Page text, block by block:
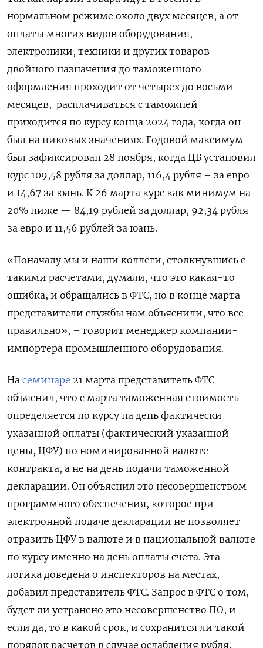
нормальном режиме около двух месяцев, а от
оплаты многих видов оборудования,
электроники, техники и других товаров
двойного назначения до таможенного
оформления проходит от четырех до восьми
месяцев, расплачиваться с таможней
приходится по курсу конца 2024 года, когда он
был на пиковых значениях. Годовой максимум
был зафиксирован 28 ноября, когда ЦБ установил
курс 109,58 рубля за доллар, 116,4 рубля – за евро
и 14,67 за юань. К 26 марта курс как минимум на
20% ниже — 84,19 рублей за доллар, 92,34 рубля
за евро и 11,56 рублей за юань.
«Поначалу мы и наши коллеги, столкнувшись с
такими расчетами, думали, что это какая-то
ошибка, и обращались в ФТС, но в конце марта
представители службы нам объяснили, что все
правильно», – говорит менеджер компании-
импортера промышленного оборудования.
На семинаре 21 марта представитель ФТС
объяснил, что с марта таможенная стоимость
определяется по курсу на день фактически
указанной оплаты (фактический указанной
цены, ЦФУ) по номинированной валюте
контракта, а не на день подачи таможенной
декларации. Он объяснил это несовершенством
программного обеспечения, которое при
электронной подаче декларации не позволяет
отразить ЦФУ в валюте и в национальной валюте
по курсу именно на день оплаты счета. Эта
логика доведена о инспекторов на местах,
добавил представитель ФТС. Запрос в ФТС о том,
будет ли устранено это несовершенство ПО, и
если да, то в какой срок, и сохранится ли такой
порядок расчетов в случае ослабления рубля,